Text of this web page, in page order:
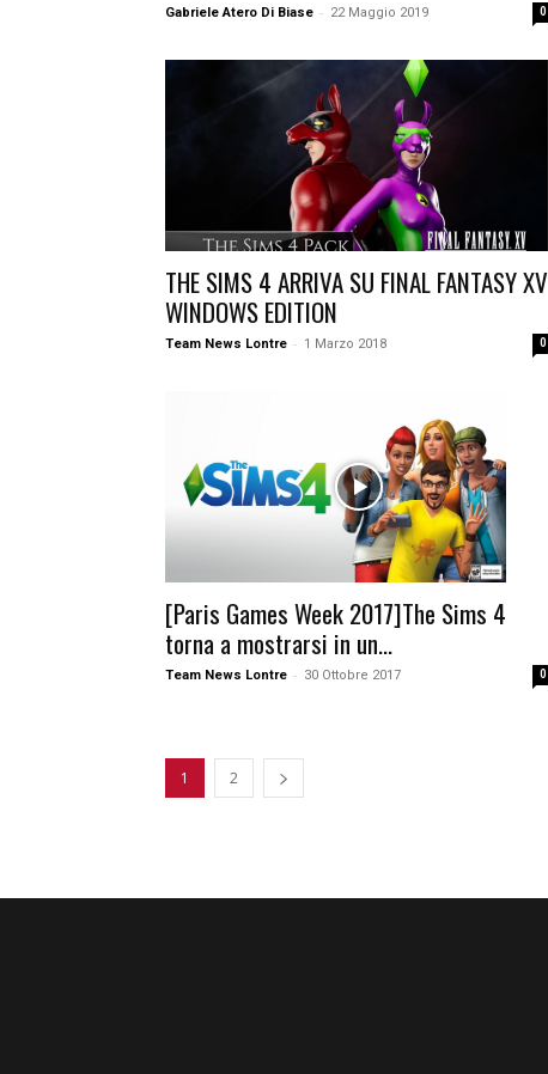
Gabriele Atero Di Biase - 22 Maggio 2019 0
THE SIMS 4 ARRIVA SU FINAL FANTASY XV
WINDOWS EDITION
Team News Lontre - 1 Marzo 2018 0
[Paris Games Week 2017]The Sims 4
torna a mostrarsi in un...
Team News Lontre - 30 Ottobre 2017 0
1 2